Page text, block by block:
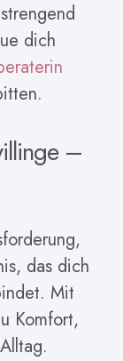
dich
–
das dich
Mit
Komfort,